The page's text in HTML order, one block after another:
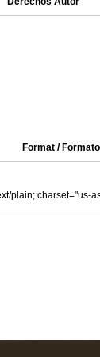
Format / Formato
plain; charset="us-